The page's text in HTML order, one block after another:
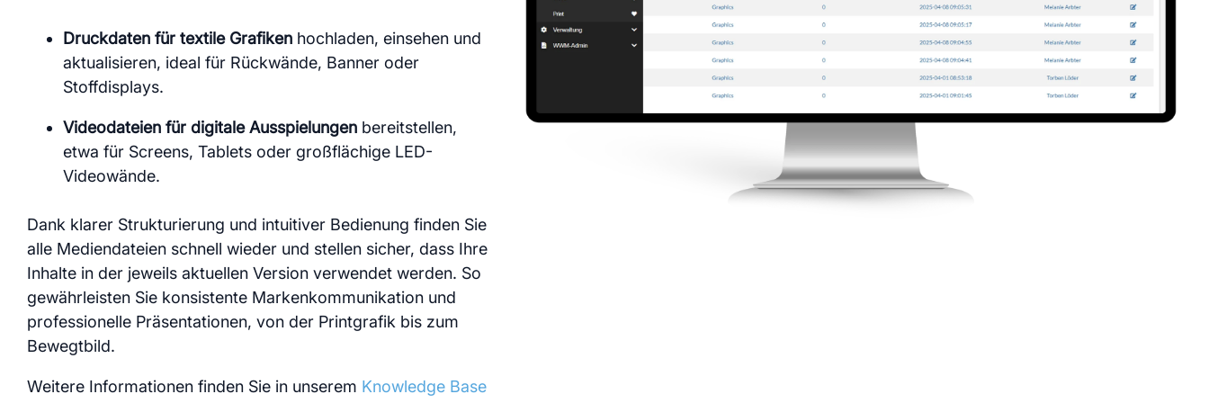
Druckdaten für textile Grafiken hochladen, einsehen und
aktualisieren, ideal für Rückwände, Banner oder
Stoffdisplays.
Videodateien für digitale Ausspielungen bereitstellen,
etwa für Screens, Tablets oder großflächige LED-
Videowände.
Dank klarer Strukturierung und intuitiver Bedienung finden Sie
alle Mediendateien schnell wieder und stellen sicher, dass Ihre
Inhalte in der jeweils aktuellen Version verwendet werden. So
gewährleisten Sie konsistente Markenkommunikation und
professionelle Präsentationen, von der Printgrafik bis zum
Bewegtbild.
Weitere Informationen finden Sie in unserem Knowledge Base